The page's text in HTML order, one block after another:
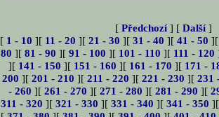
[ Předchozí] [ Další]
[ 1 - 10 ][ 11 - 20 ][ 21 - 30 ][ 31 - 40 ][ 41 - 50
80 ][81 - 90 ][91 - 100 ][ 101 - 110 ][ 111 - 120
][ 141 - 150 ][ 151 - 160 ][ 161 - 170 ][ 171 -
200 ][ 201 - 210 ][ 211 - 220 ][ 221 - 230 ][ 231
- 260 ][ 261 - 270 ][ 271 - 280 ][ 281 - 290 ][
311 - 320 ][ 321 - 330 ][ 331 - 340 ][ 341 - 350